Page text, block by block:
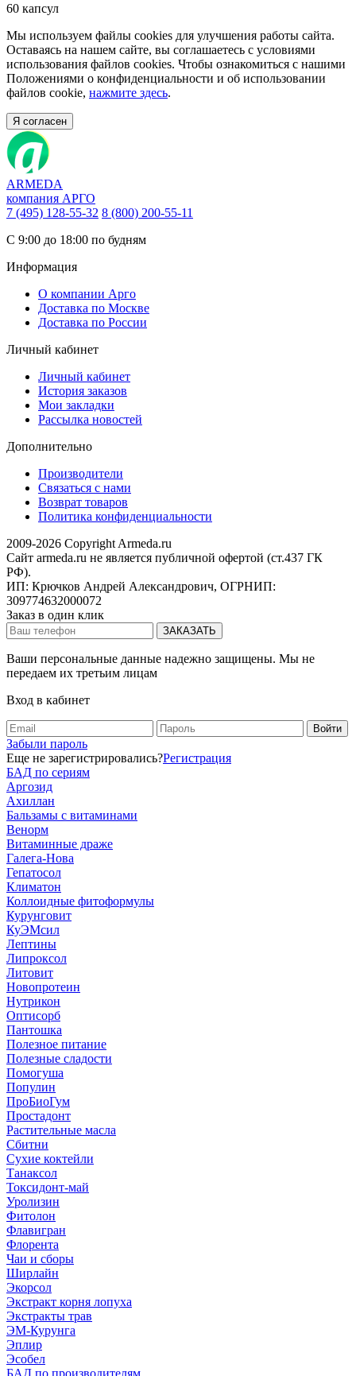
60 капсул
Мы используем файлы cookies для улучшения работы сайта.
Оставаясь на нашем сайте, вы соглашаетесь с условиями
использования файлов cookies. Чтобы ознакомиться с нашими
Положениями о конфиденциальности и об использовании
файлов cookie, нажмите здесь.
Я согласен
ARMEDA
компания АРГО
7 (495) 128-55-32 8 (800) 200-55-11
С 9:00 до 18:00 по будням
Информация
О компании Арго
Доставка по Москве
Доставка по России
Личный кабинет
Личный кабинет
История заказов
Мои закладки
Рассылка новостей
Дополнительно
Производители
Связаться с нами
Возврат товаров
Политика конфиденциальности
2009-2026 Copyright Armeda.ru
Сайт armeda.ru не является публичной офертой (ст.437 ГК
РФ).
ИП: Крючков Андрей Александрович, ОГРНИП:
309774632000072
Заказ в один клик
Ваши персональные данные надежно защищены. Мы не
передаем их третьим лицам
Вход в кабинет
Забыли пароль
Еще не зарегистрировались?Регистрация
БАД по сериям
Аргозид
Ахиллан
Бальзамы с витаминами
Венорм
Витаминные драже
Галега-Нова
Гепатосол
Климатон
Коллоидные фитоформулы
Курунговит
КуЭМсил
Лептины
Липроксол
Литовит
Новопротеин
Нутрикон
Оптисорб
Пантошка
Полезное питание
Полезные сладости
Помогуша
Популин
ПроБиоГум
Простадонт
Растительные масла
Сбитни
Сухие коктейли
Танаксол
Токсидонт-май
Уролизин
Фитолон
Флавигран
Флорента
Чаи и сборы
Ширлайн
Экорсол
Экстракт корня лопуха
Экстракты трав
ЭМ-Курунга
Эплир
Эсобел
БАД по производителям